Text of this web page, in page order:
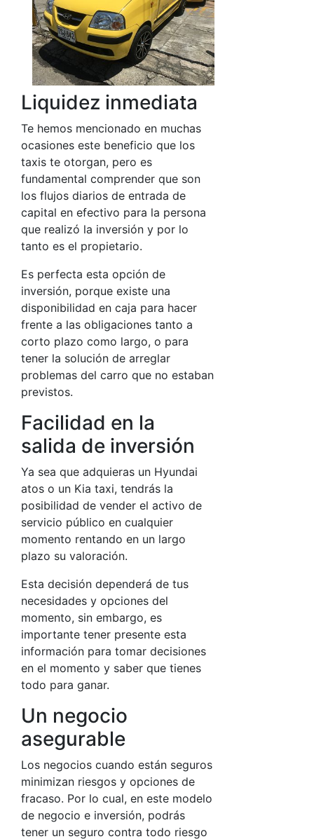
Liquidez inmediata
Te hemos mencionado en muchas
ocasiones este beneficio que los
taxis te otorgan, pero es
fundamental comprender que son
los flujos diarios de entrada de
capital en efectivo para la persona
que realizó la inversión y por lo
tanto es el propietario.
Es perfecta esta opción de
inversión, porque existe una
disponibilidad en caja para hacer
frente a las obligaciones tanto a
corto plazo como largo, o para
tener la solución de arreglar
problemas del carro que no estaban
previstos.
Facilidad en la
salida de inversión
Ya sea que adquieras un Hyundai
atos o un Kia taxi, tendrás la
posibilidad de vender el activo de
servicio público en cualquier
momento rentando en un largo
plazo su valoración.
Esta decisión dependerá de tus
necesidades y opciones del
momento, sin embargo, es
importante tener presente esta
información para tomar decisiones
en el momento y saber que tienes
todo para ganar.
Un negocio
asegurable
Los negocios cuando están seguros
minimizan riesgos y opciones de
fracaso. Por lo cual, en este modelo
de negocio e inversión, podrás
tener un seguro contra todo riesgo